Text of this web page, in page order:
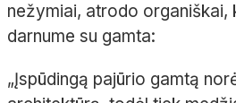
nežymiai, atrodo organiškai,
darnume su gamta:
„Įspūdingą pajūrio gamtą